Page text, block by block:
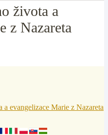
života a
z Nazareta